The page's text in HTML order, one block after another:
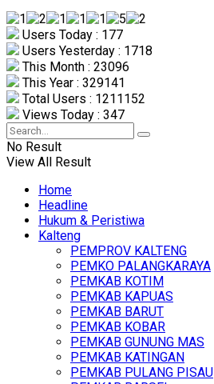
Users Today : 177
Users Yesterday : 1718
This Month : 23096
This Year : 329141
Total Users : 1211152
Views Today : 347
No Result
View All Result
Home
Headline
Hukum & Peristiwa
Kalteng
PEMPROV KALTENG
PEMKO PALANGKARAYA
PEMKAB KOTIM
PEMKAB KAPUAS
PEMKAB BARUT
PEMKAB KOBAR
PEMKAB GUNUNG MAS
PEMKAB KATINGAN
PEMKAB PULANG PISAU